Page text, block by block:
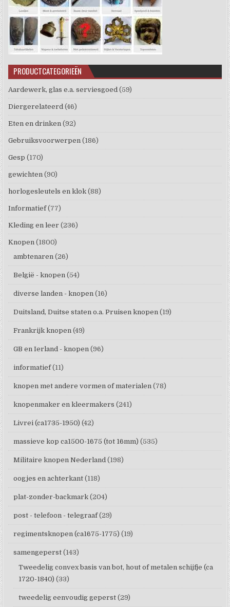
PRODUCTCATEGORIEËN
Aardewerk, glas e.a. serviesgoed (59)
Diergerelateerd (46)
Eten en drinken (92)
Gebruiksvoorwerpen (186)
Gesp (170)
gewichten (90)
horlogesleutels en klok (88)
Informatief (77)
Kleding en leer (236)
Knopen (1800)
ambtenaren (26)
België - knopen (54)
diverse landen - knopen (16)
Duitsland, Duitse staten o.a. Pruisen knopen (19)
Frankrijk knopen (49)
GB en Ierland - knopen (96)
informatief (11)
knopen met andere vormen of materialen (78)
knopenmaker en kleermakers (241)
Livrei (ca1735-1950) (42)
massieve kop ca1500-1675 (tot 16mm) (535)
Militaire knopen Nederland (198)
oogjes en achterkant (118)
plat-zonder-backmark (204)
post - telefoon - telegraaf (29)
regimentsknopen (ca1675-1775) (19)
samengeperst (143)
Tweedelig convex basis van bot, hout of metalen schijfje (ca
1720-1840) (33)
tweedelig eenvoudig geperst (29)